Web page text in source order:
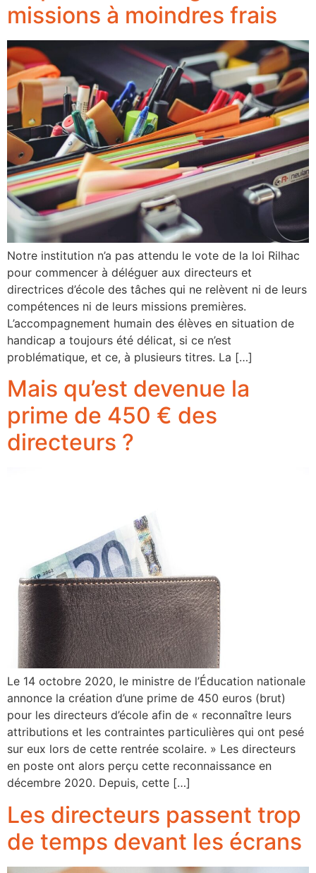
missions à moindres frais
Notre institution n’a pas attendu le vote de la loi Rilhac
pour commencer à déléguer aux directeurs et
directrices d’école des tâches qui ne relèvent ni de leurs
compétences ni de leurs missions premières.
L’accompagnement humain des élèves en situation de
handicap a toujours été délicat, si ce n’est
problématique, et ce, à plusieurs titres. La […]
Mais qu’est devenue la
prime de 450 € des
directeurs ?
Le 14 octobre 2020, le ministre de l’Éducation nationale
annonce la création d’une prime de 450 euros (brut)
pour les directeurs d’école afin de « reconnaître leurs
attributions et les contraintes particulières qui ont pesé
sur eux lors de cette rentrée scolaire. » Les directeurs
en poste ont alors perçu cette reconnaissance en
décembre 2020. Depuis, cette […]
Les directeurs passent trop
de temps devant les écrans